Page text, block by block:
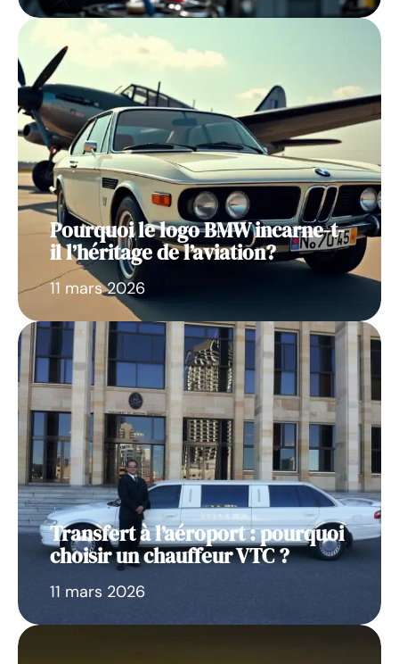
Pourquoi le logo BMW incarne-t-
il l’héritage de l’aviation?
11 mars 2026
Transfert à l’aéroport : pourquoi
choisir un chauffeur VTC ?
11 mars 2026